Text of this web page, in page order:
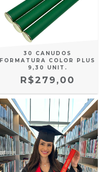
30 CANUDOS
FORMATURA COLOR PLUS
9,30 UNIT.
R$279,00